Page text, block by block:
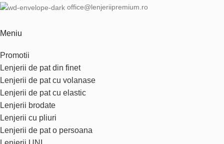
office@lenjeriipremium.ro
Meniu
Promotii
Lenjerii de pat din finet
Lenjerii de pat cu volanase
Lenjerii de pat cu elastic
Lenjerii brodate
Lenjerii cu pliuri
Lenjerii de pat o persoana